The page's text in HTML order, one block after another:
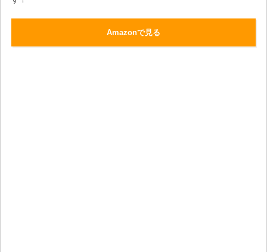
Amazonで見る